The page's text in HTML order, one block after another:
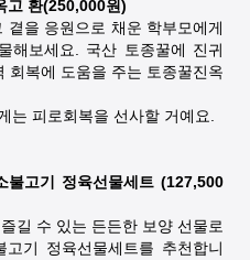
고 환(250,000원)
을 응원으로 채운 학부모에게
해보세요. 국산 토종꿀에 진귀
회복에 도움을 주는 토종꿀진옥
는 피로회복을 선사할 거예요.
고기 정육선물세트 (127,500
길 수 있는 든든한 보양 선물로
기 정육선물세트를 추천합니